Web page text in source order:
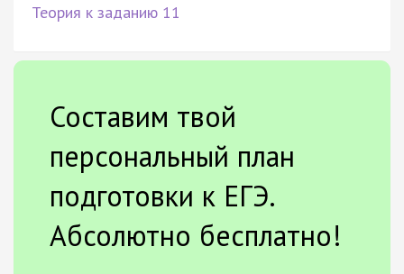
Теория к заданию 11
Составим твой
персональный план
подготовки к ЕГЭ.
Абсолютно бесплатно!